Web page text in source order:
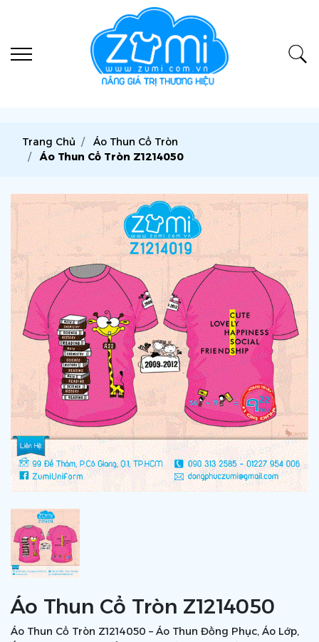
Trang Chủ
Áo Thun Cổ Tròn
Áo Thun Cổ Tròn Z1214050
Áo Thun Cổ Tròn Z1214050
Áo Thun Cổ Tròn Z1214050 – Áo Thun Đồng Phục, Áo Lớp,